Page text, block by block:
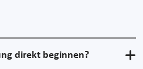
direkt beginnen?